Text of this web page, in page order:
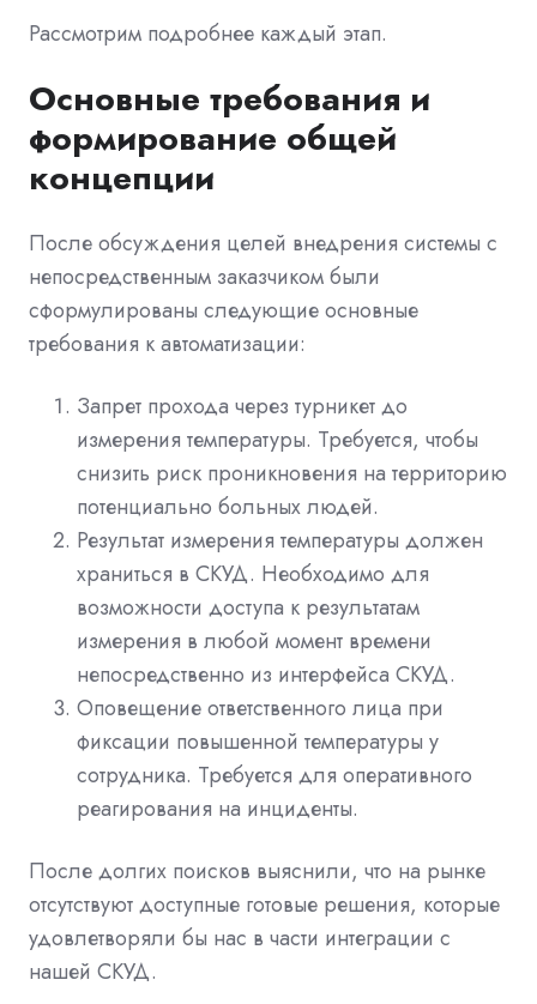
Рассмотрим подробнее каждый этап.
Основные требования и
формирование общей
концепции
После обсуждения целей внедрения системы с
непосредственным заказчиком были
сформулированы следующие основные
требования к автоматизации:
Запрет прохода через турникет до
измерения температуры. Требуется, чтобы
снизить риск проникновения на территорию
потенциально больных людей.
Результат измерения температуры должен
храниться в СКУД. Необходимо для
возможности доступа к результатам
измерения в любой момент времени
непосредственно из интерфейса СКУД.
Оповещение ответственного лица при
фиксации повышенной температуры у
сотрудника. Требуется для оперативного
реагирования на инциденты.
После долгих поисков выяснили, что на рынке
отсутствуют доступные готовые решения, которые
удовлетворяли бы нас в части интеграции с
нашей СКУД.